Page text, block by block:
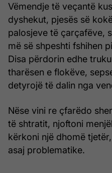
Vëmendje të veçantë
dyshekut, pjesës së
palosjeve të çarçafëve,
më së shpeshti fshihen
Disa përdorin edhe
tharësen e flokëve,
detyrojë të dalin nga
Nëse vini re çfarëdo
të shtratit, njoftoni
kërkoni një dhomë
asaj problematike.